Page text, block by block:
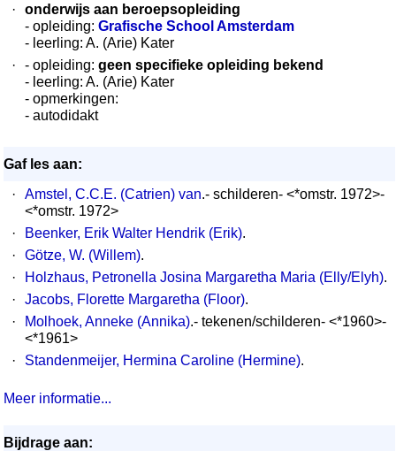
·
onderwijs aan beroepsopleiding
- opleiding: Grafische School Amsterdam
- leerling: A. (Arie) Kater
·
- opleiding: geen specifieke opleiding bekend
- leerling: A. (Arie) Kater
- opmerkingen:
- autodidakt
Gaf les aan:
·
Amstel, C.C.E. (Catrien) van.- schilderen- <*omstr. 1972>-
<*omstr. 1972>
·
Beenker, Erik Walter Hendrik (Erik).
·
Götze, W. (Willem).
·
Holzhaus, Petronella Josina Margaretha Maria (Elly/Elyh).
·
Jacobs, Florette Margaretha (Floor).
·
Molhoek, Anneke (Annika).- tekenen/schilderen- <*1960>-
<*1961>
·
Standenmeijer, Hermina Caroline (Hermine).
Meer informatie...
Bijdrage aan: